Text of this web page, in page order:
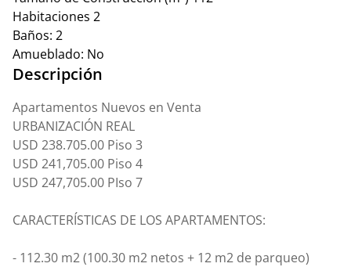
Habitaciones 2
Baños: 2
Amueblado: No
Descripción
Apartamentos Nuevos en Venta
URBANIZACIÓN REAL
USD 238.705.00 Piso 3
USD 241,705.00 Piso 4
USD 247,705.00 PIso 7
CARACTERÍSTICAS DE LOS APARTAMENTOS:
- 112.30 m2 (100.30 m2 netos + 12 m2 de parqueo)